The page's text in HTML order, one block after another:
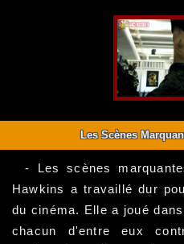
Les Scènes
- Les scènes
Hawkins a travaillé dur
du cinéma. Elle a joué
chacun d'entre eux